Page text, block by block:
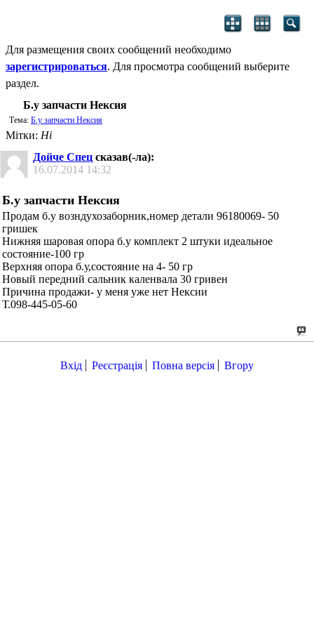
Для размещения своих сообщений необходимо
зарегистрироваться. Для просмотра сообщений выберите
раздел.
Б.у запчасти Нексия
Тема: Б.у запчасти Нексия
Мітки: Ні
Дойче Спец сказав(-ла):
16.07.2014 14:32
Б.у запчасти Нексия
Продам б.у возндухозаборник,номер детали 96180069- 50
гришек
Нижняя шаровая опора б.у комплект 2 штуки идеальное
состояние-100 гр
Верхняя опора б.у,состояние на 4- 50 гр
Новый передний сальник каленвала 30 гривен
Причина продажи- у меня уже нет Нексии
Т.098-445-05-60
Вхід Реєстрація Повна версія Вгору